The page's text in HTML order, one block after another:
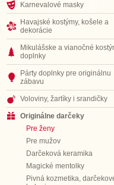
Karnevalové masky
Havajské kostýmy, košele a
dekorácie
Mikulášske a vianočné
doplnky
Párty doplnky pre originálnu
zábavu
Voloviny, žartíky i srandičky
Originálne darčeky
Pre ženy
Pre mužov
Darčeková keramika
Magické mentolky
Pivná kozmetika,